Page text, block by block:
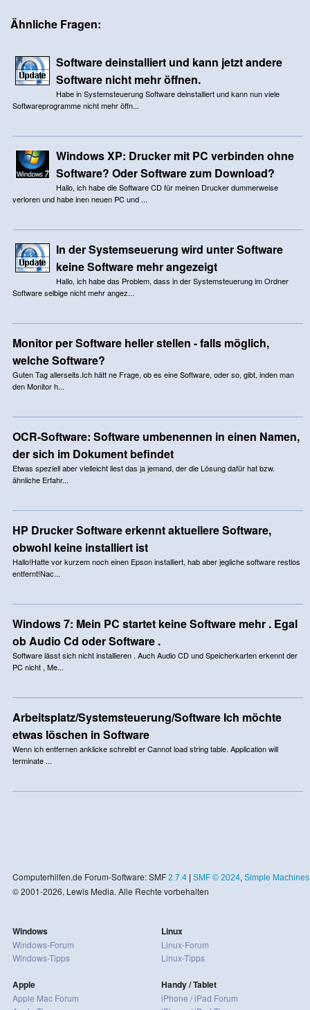
Ähnliche Fragen:
Software deinstalliert und kann jetzt andere
Software nicht mehr öffnen.
Habe in Systemsteuerung Software deinstalliert und kann nun viele
Softwareprogramme nicht mehr öffn...
Windows XP: Drucker mit PC verbinden ohne
Software? Oder Software zum Download?
Hallo, ich habe die Software CD für meinen Drucker dummerweise
verloren und habe inen neuen PC und ...
In der Systemseuerung wird unter Software
keine Software mehr angezeigt
Hallo, ich habe das Problem, dass in der Systemsteuerung im Ordner
Software selbige nicht mehr angez...
Monitor per Software heller stellen - falls möglich,
welche Software?
Guten Tag allerseits.Ich hätt ne Frage, ob es eine Software, oder so, gibt, inden man
den Monitor h...
OCR-Software: Software umbenennen in einen Namen,
der sich im Dokument befindet
Etwas speziell aber vielleicht liest das ja jemand, der die Lösung dafür hat bzw.
ähnliche Erfahr...
HP Drucker Software erkennt aktuellere Software,
obwohl keine installiert ist
Hallo!Hatte vor kurzem noch einen Epson installiert, hab aber jegliche software restlos
entfernt!Nac...
Windows 7: Mein PC startet keine Software mehr . Egal
ob Audio Cd oder Software .
Software lässt sich nicht installieren . Auch Audio CD und Speicherkarten erkennt der
PC nicht , Me...
Arbeitsplatz/Systemsteuerung/Software Ich möchte
etwas löschen in Software
Wenn ich entfernen anklicke schreibt er Cannot load string table. Application will
terminate ...
Computerhilfen.de Forum-Software: SMF 2.7.4| SMF © 2024, Simple Machines
© 2001-2026, Lewis Media. Alle Rechte vorbehalten
Windows
Windows-Forum
Windows-Tipps
Apple
Apple Mac Forum
Linux
Linux-Forum
Linux-Tipps
Handy / Tablet
iPhone / iPad Forum